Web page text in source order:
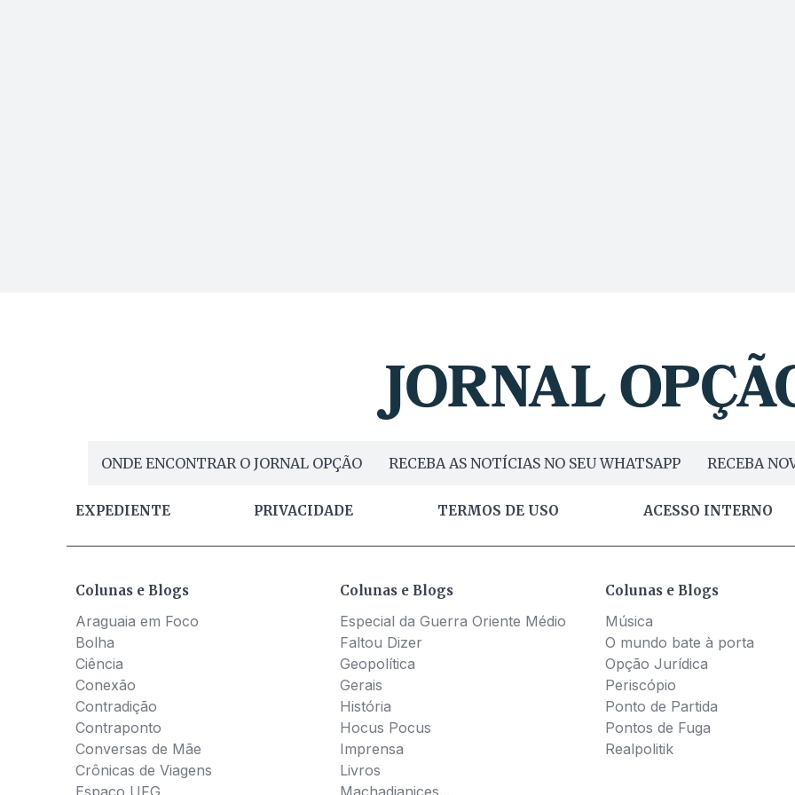
ONDE ENCONTRAR O JORNAL OPÇÃO RECEBA AS NOTÍCIAS NO SEU WHATSAPP RECEBA
EXPEDIENTE PRIVACIDADE TERMOS DE USO ACESSO INTERNO
Colunas e Blogs
Araguaia em Foco
Bolha
Ciência
Conexão
Contradição
Contraponto
Conversas de Mãe
Crônicas de Viagens
Espaço UFG
Colunas e Blogs
Especial da Guerra Oriente Médio
Faltou Dizer
Geopolítica
Gerais
História
Hocus Pocus
Imprensa
Livros
Machadianices...
Colunas e Blogs
Música
O mundo bate à porta
Opção Jurídica
Periscópio
Ponto de Partida
Pontos de Fuga
Realpolitik